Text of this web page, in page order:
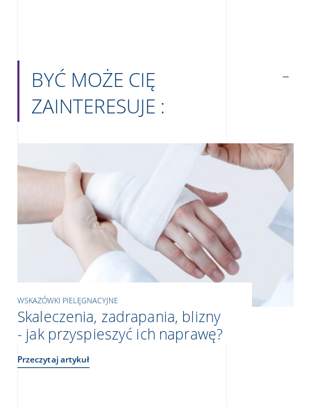
BYĆ MOŻE CIĘ
ZAINTERESUJE :
WSKAZÓWKI PIELĘGNACYJNE
Skaleczenia, zadrapania, blizny
- jak przyspieszyć ich naprawę?
Przeczytaj artykuł